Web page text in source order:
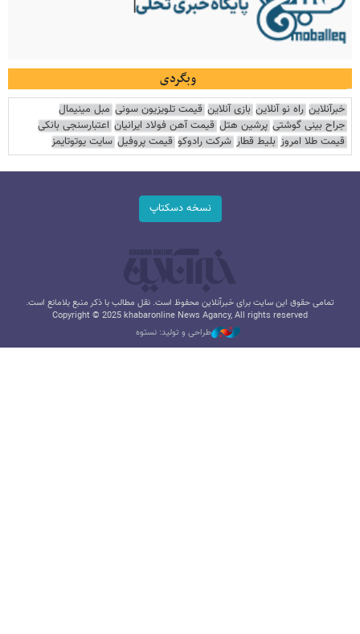
وبگردی
خبرآنلاین راه نو آنلاین بازی آنلاین قیمت تلویزیون سونی مبل مینیمال
جراح بینی گوشتی پرشین هتل قیمت آهن فولاد ایرانیان اعتبارسنجی بانکی
قیمت طلا امروز بلیط قطار شرکت رادوکو قیمت پروفیل سایت یوتوتایمز
نسخه دسکتاپ
تمامی حقوق این سایت برای خبرآنلاین محفوظ است. نقل مطالب با ذکر منبع بلامانع است.
Copyright © 2025 khabaronline News Agancy, All rights reserved
طراحی و تولید: نستوه